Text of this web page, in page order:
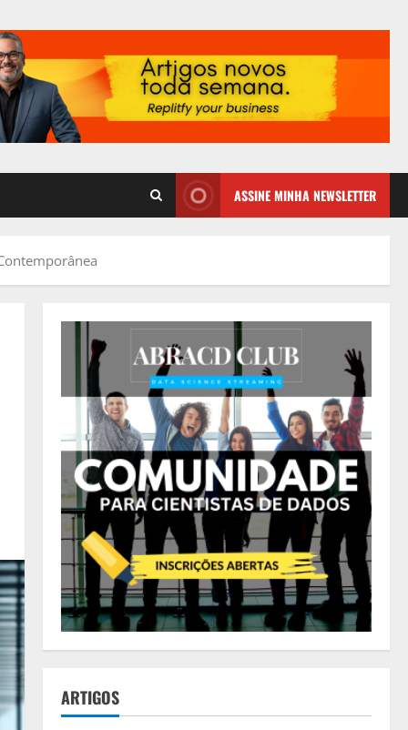
ASSINE MINHA NEWSLETTER
ARTIGOS